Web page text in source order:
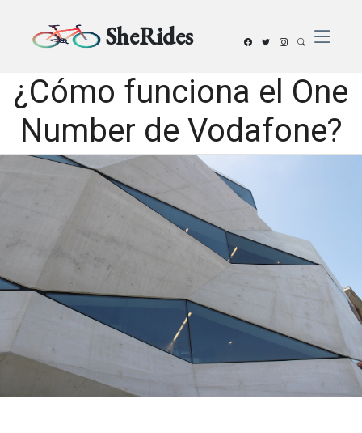
SheRides
¿Cómo funciona el One
Number de Vodafone?